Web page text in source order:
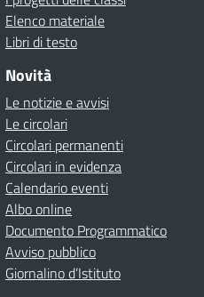
Elenco materiale
Libri di testo
Novità
Le notizie e avvisi
Le circolari
Circolari permanenti
Circolari in evidenza
Calendario eventi
Albo online
Documento Programmatico
Avviso pubblico
Giornalino d’Istituto